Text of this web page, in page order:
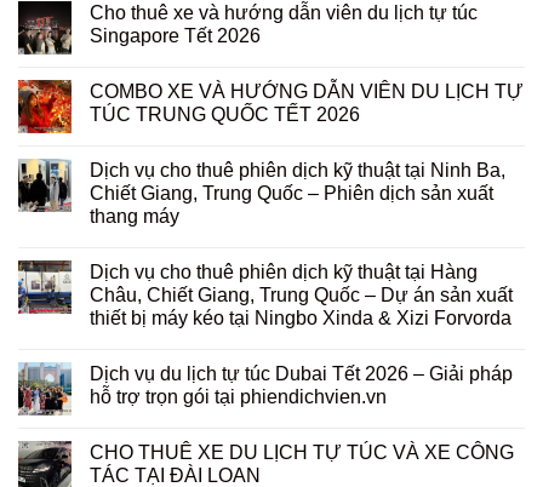
Cho thuê xe và hướng dẫn viên du lịch tự túc
Singapore Tết 2026
COMBO XE VÀ HƯỚNG DẪN VIÊN DU LỊCH TỰ
TÚC TRUNG QUỐC TẾT 2026
Dịch vụ cho thuê phiên dịch kỹ thuật tại Ninh Ba,
Chiết Giang, Trung Quốc – Phiên dịch sản xuất
thang máy
Dịch vụ cho thuê phiên dịch kỹ thuật tại Hàng
Châu, Chiết Giang, Trung Quốc – Dự án sản xuất
thiết bị máy kéo tại Ningbo Xinda & Xizi Forvorda
Dịch vụ du lịch tự túc Dubai Tết 2026 – Giải pháp
hỗ trợ trọn gói tại phiendichvien.vn
CHO THUÊ XE DU LỊCH TỰ TÚC VÀ XE CÔNG
TÁC TẠI ĐÀI LOAN